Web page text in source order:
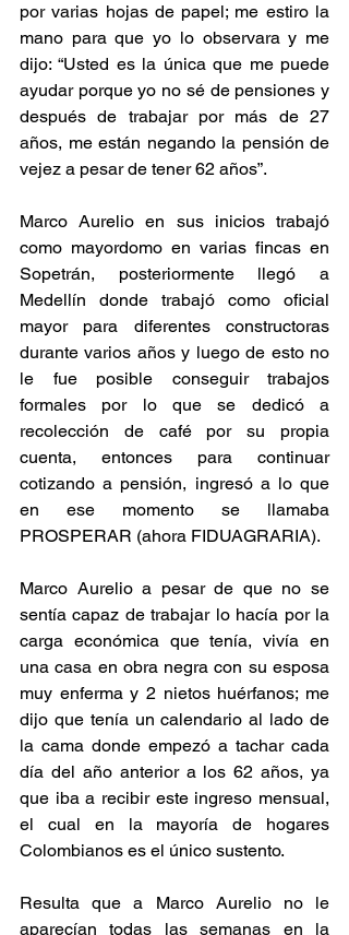
por varias hojas de papel; me estiro la
mano para que yo lo observara y me
dijo: “Usted es la única que me puede
ayudar porque yo no sé de pensiones y
después de trabajar por más de 27
años, me están negando la pensión de
vejez a pesar de tener 62 años”.
Marco Aurelio en sus inicios trabajó
como mayordomo en varias fincas en
Sopetrán, posteriormente llegó a
Medellín donde trabajó como oficial
mayor para diferentes constructoras
durante varios años y luego de esto no
le fue posible conseguir trabajos
formales por lo que se dedicó a
recolección de café por su propia
cuenta, entonces para continuar
cotizando a pensión, ingresó a lo que
en ese momento se llamaba
PROSPERAR (ahora FIDUAGRARIA).
Marco Aurelio a pesar de que no se
sentía capaz de trabajar lo hacía por la
carga económica que tenía, vivía en
una casa en obra negra con su esposa
muy enferma y 2 nietos huérfanos; me
dijo que tenía un calendario al lado de
la cama donde empezó a tachar cada
día del año anterior a los 62 años, ya
que iba a recibir este ingreso mensual,
el cual en la mayoría de hogares
Colombianos es el único sustento.
Resulta que a Marco Aurelio no le
aparecían todas las semanas en la